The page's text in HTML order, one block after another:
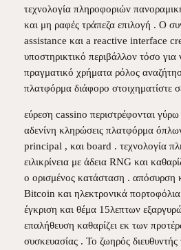
τεχνολογία πληροφοριών
και μη ραφές τράπεζα επιλογή . Ο
assistance και a reactive interface
υποστηρικτικό περιβάλλον τόσο
πραγματικό χρήματα ρόλος
πλατφόρμα διάφορο στοιχηματίστε
εύρεση cassino περιστρέφονται
αδενίνη κληρώσεις πλατφόρμα
principal , και board . τεχνολογία
ειλικρίνεια με άδεια RNG και
ο ορισμένος κατάσταση . απόσυρση
Bitcoin και ηλεκτρονικά
έγκριση και θέμα 15λεπτων
επαλήθευση καθαρίζει εκ των
συσκευασίας . Το ζωηρός